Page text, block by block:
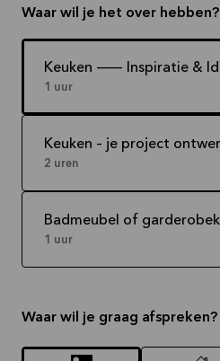
Waar wil je het over hebben?
Keuken -- Inspiratie &
1 uur
Keuken – je project
2 uren
Badmeubel of
1 uur
Waar wil je graag afspreken?